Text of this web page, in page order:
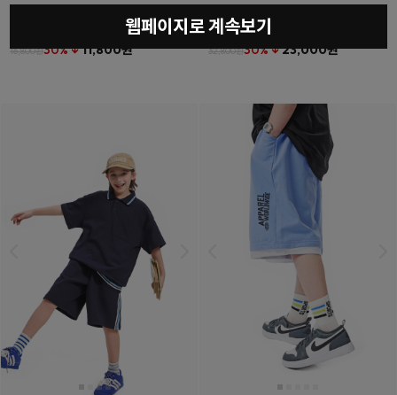
(11호~23호)
16,800원30% ↓11,800원
더튼포켓하프팬츠
32,800원30% ↓23,000원
웹페이지로 계속보기